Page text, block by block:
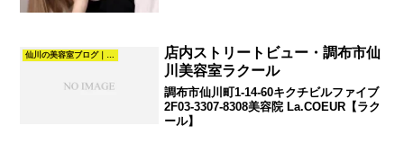
改善や頭皮に優し...
仙川の美容室ブログ｜髪質改善・カラー・パーマ・ヘアスタイル｜La.COEUR
店内ストリートビュー・調布市仙
川美容室ラクール
調布市仙川町1-14-60キクチビルファイブ
2F03-3307-8308美容院 La.COEUR【ラク
ール】